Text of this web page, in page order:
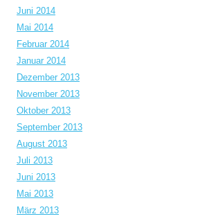
Juni 2014
Mai 2014
Februar 2014
Januar 2014
Dezember 2013
November 2013
Oktober 2013
September 2013
August 2013
Juli 2013
Juni 2013
Mai 2013
März 2013